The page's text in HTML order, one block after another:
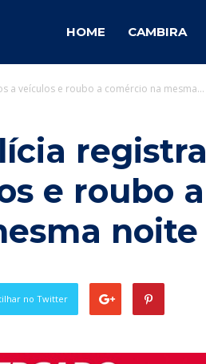
HOME CAMBIRA
a veículos e roubo a comércio na mesma...
registra
e roubo a
noite
no Twitter